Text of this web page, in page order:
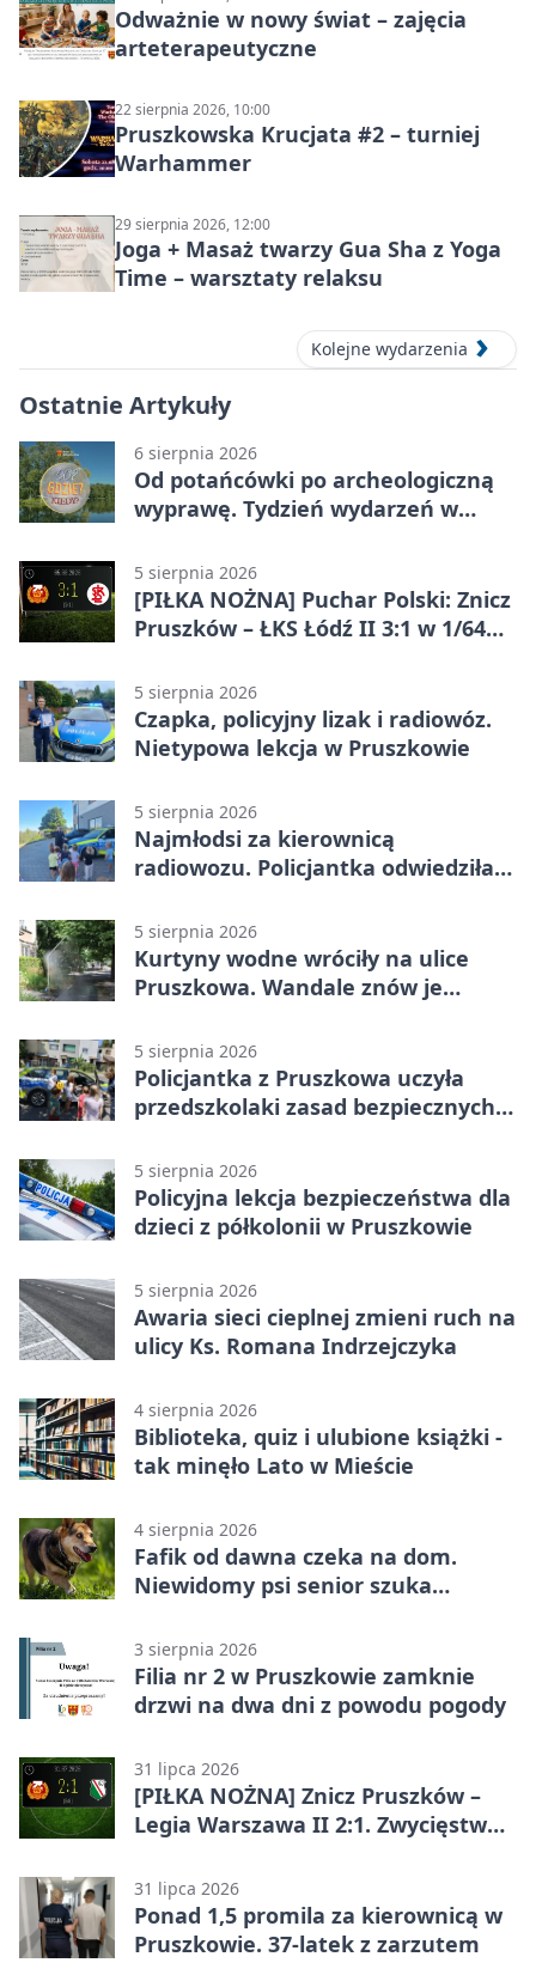
Odważnie w nowy świat – zajęcia
arteterapeutyczne
22 sierpnia 2026, 10:00
Pruszkowska Krucjata #2 – turniej
Warhammer
29 sierpnia 2026, 12:00
Joga + Masaż twarzy Gua Sha z Yoga
Time – warsztaty relaksu
Kolejne wydarzenia
Ostatnie Artykuły
6 sierpnia 2026
Od potańcówki po archeologiczną
wyprawę. Tydzień wydarzeń w
5 sierpnia 2026
[PIŁKA NOŻNA] Puchar Polski: Znicz
Pruszków – ŁKS Łódź II 3:1 w 1/64
5 sierpnia 2026
Czapka, policyjny lizak i radiowóz.
Nietypowa lekcja w Pruszkowie
5 sierpnia 2026
Najmłodsi za kierownicą
radiowozu. Policjantka odwiedziła
5 sierpnia 2026
Kurtyny wodne wróciły na ulice
Pruszkowa. Wandale znów je
5 sierpnia 2026
Policjantka z Pruszkowa uczyła
przedszkolaki zasad bezpiecznych
5 sierpnia 2026
Policyjna lekcja bezpieczeństwa dla
dzieci z półkolonii w Pruszkowie
5 sierpnia 2026
Awaria sieci cieplnej zmieni ruch na
ulicy Ks. Romana Indrzejczyka
4 sierpnia 2026
Biblioteka, quiz i ulubione książki -
tak minęło Lato w Mieście
4 sierpnia 2026
Fafik od dawna czeka na dom.
Niewidomy psi senior szuka
3 sierpnia 2026
Filia nr 2 w Pruszkowie zamknie
drzwi na dwa dni z powodu pogody
31 lipca 2026
[PIŁKA NOŻNA] Znicz Pruszków –
Legia Warszawa II 2:1. Zwycięstwo
minucie
31 lipca 2026
Ponad 1,5 promila za kierownicą w
Pruszkowie. 37-latek z zarzutem